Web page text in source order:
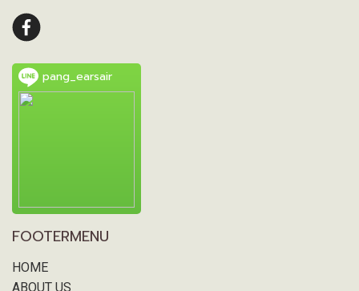
pang_earsair
FOOTERMENU
HOME
ABOUT US